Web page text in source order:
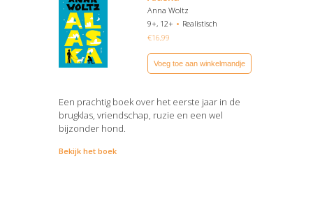
Anna Woltz
9+, 12+
Realistisch
€16,99
Voeg toe aan winkelmandje
Een prachtig boek over het eerste jaar in de
brugklas, vriendschap, ruzie en een wel
bijzonder hond.
Bekijk het boek